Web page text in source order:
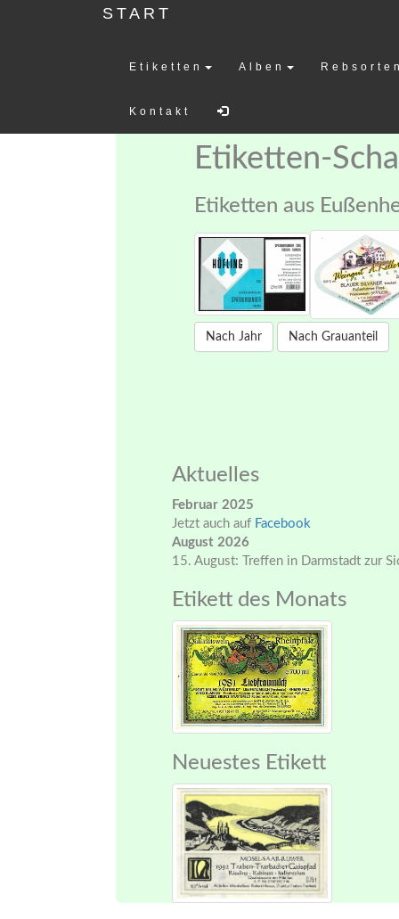
START
Etiketten Alben
Kontakt
Etiketten-
Etiketten aus
Nach Jahr Nach Grauanteil
Aktuelles
Februar 2025
Jetzt auch auf Facebook
August 2026
15. August: Treffen in Darmstadt zur
Etikett des Monats
Neuestes Etikett